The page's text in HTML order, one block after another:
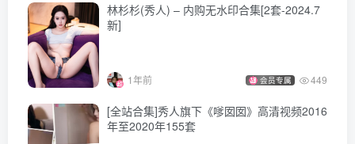
林杉杉(秀人) – 内购无水印合集[2套-2024.7
新]
1年前 会员专属 449
[全站合集]秀人旗下《嗲囡囡》高清视频2016
年至2020年155套